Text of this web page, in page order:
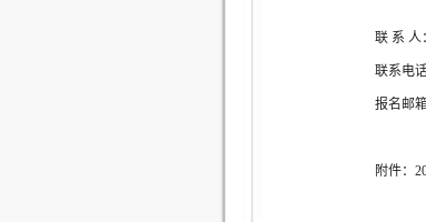
联 系 人
联系电
报名邮
附件：